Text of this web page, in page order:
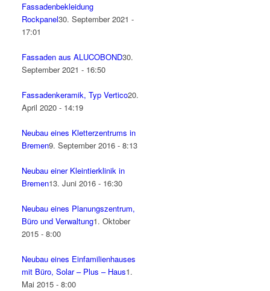
Fassadenbekleidung
Rockpanel30. September 2021 -
17:01
Fassaden aus ALUCOBOND30.
September 2021 - 16:50
Fassadenkeramik, Typ Vertico20.
April 2020 - 14:19
Neubau eines Kletterzentrums in
Bremen9. September 2016 - 8:13
Neubau einer Kleintierklinik in
Bremen13. Juni 2016 - 16:30
Neubau eines Planungszentrum,
Büro und Verwaltung1. Oktober
2015 - 8:00
Neubau eines Einfamilienhauses
mit Büro, Solar – Plus – Haus1.
Mai 2015 - 8:00